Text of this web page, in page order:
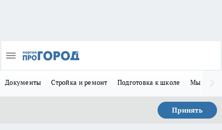
Документы Стройка и ремонт Подготовка к школе Мы в MAX
Принять